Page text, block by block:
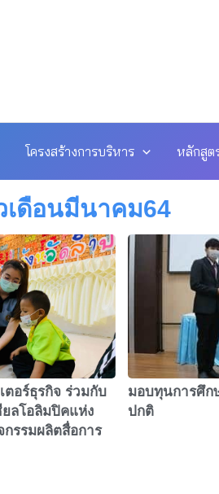
โครงสร้างการบริหาร หลักสูต
เดือนมีนาคม64
อร์ธุรกิจ ร่วมกับ
ลโอลิมปิคแห่ง
กรรมผลิตสื่อการ
มอบทุนการศึก
ปกติ